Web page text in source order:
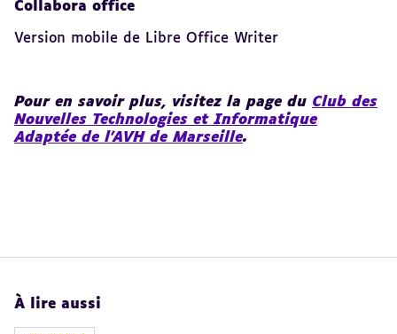
Collabora office
Version mobile de Libre Office Writer
Pour en savoir plus, visitez la page du Club des
Nouvelles Technologies et Informatique
Adaptée de l'AVH de Marseille.
À lire aussi